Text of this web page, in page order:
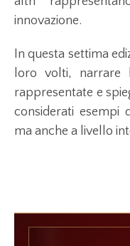
innovazione.
In questa settima
loro volti,
rappresentate e
considerati esempi
ma anche a livello